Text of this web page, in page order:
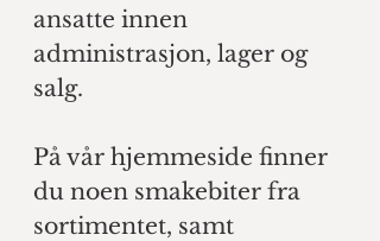
ansatte innen
administrasjon, lager og
salg.
På vår hjemmeside finner
du noen smakebiter fra
sortimentet, samt